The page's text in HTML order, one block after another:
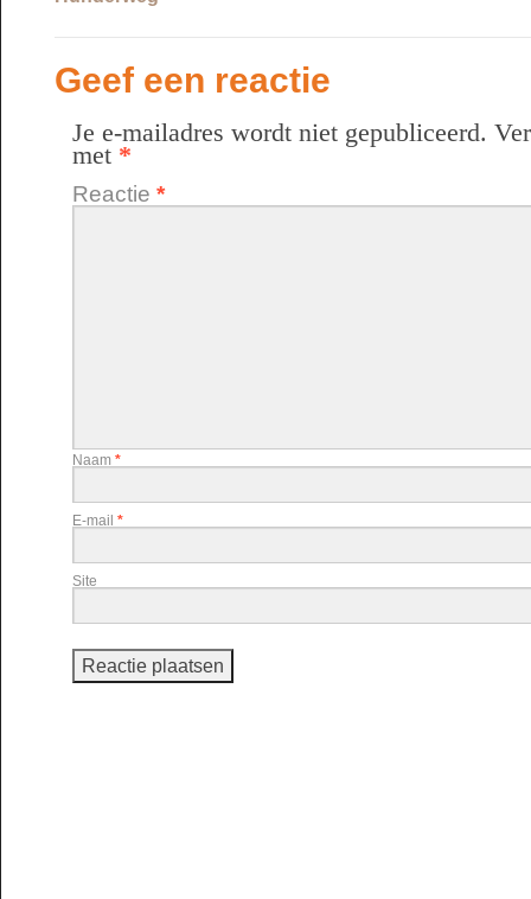
Geef een reactie
Je e-mailadres wordt niet gepubliceerd.
met *
Reactie *
Naam *
E-mail *
Site